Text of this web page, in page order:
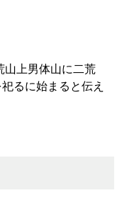
山上男体山に二荒
るに始まると伝え